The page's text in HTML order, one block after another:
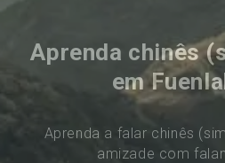
Aprenda chinês
em
Aprenda a falar chinês
amizade com